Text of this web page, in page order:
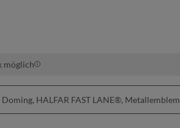
möglich
HALFAR FAST LANE®, Metallemblem